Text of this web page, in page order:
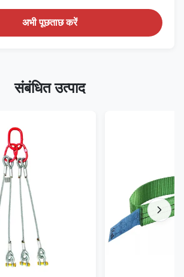
अभी पूछताछ करें
संबंधित उत्पाद